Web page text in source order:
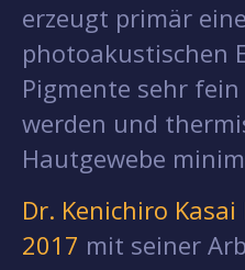
erzeugt primär
photoakustischen
Pigmente sehr
werden und
Hautgewebe
Dr. Kenichiro
2017 mit seiner